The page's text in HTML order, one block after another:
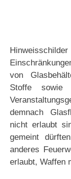
von
Stoffe
demnach
nicht erlaubt
gemeint
anderes
erlaubt, Waffen